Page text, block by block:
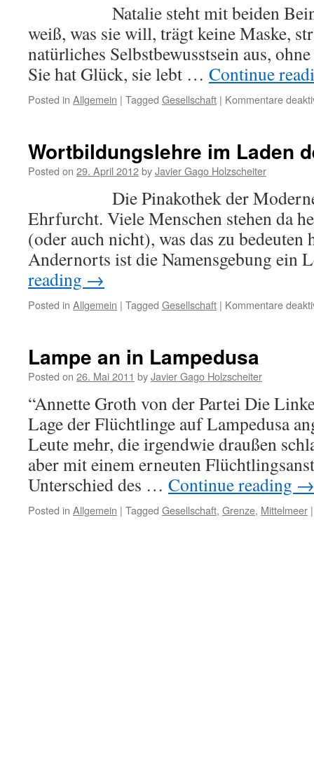
Natalie steht mit beiden
weiß, was sie will, trägt keine Maske,
natürliches Selbstbewusstsein aus,
Sie hat Glück, sie lebt … Continue
Posted in Allgemein | Tagged Gesellschaft | Kommentare
Wortbildungslehre im Laden
Posted on 29. April 2012byJavier Gago Holzscheiter
Die Pinakothek der Moderne
Ehrfurcht. Viele Menschen stehen da
(oder auch nicht), was das zu bedeuten
Andernorts ist die Namensgebung
reading →
Posted in Allgemein | Tagged Gesellschaft | Kommentare
Lampe an in Lampedusa
Posted on 26. Mai 2011 byJavier Gago Holzscheiter
“Annette Groth von der Partei Die
Lage der Flüchtlinge auf Lampedusa
Leute mehr, die irgendwie draußen
aber mit einem erneuten
Unterschied des … Continue reading →
Posted in Allgemein | Tagged Gesellschaft, Grenze, Mittelmeer |